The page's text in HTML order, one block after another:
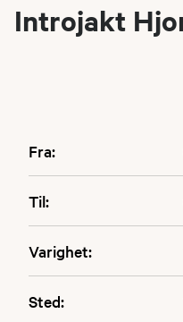
Introjakt
Fra:
Til:
Varighet:
Sted: